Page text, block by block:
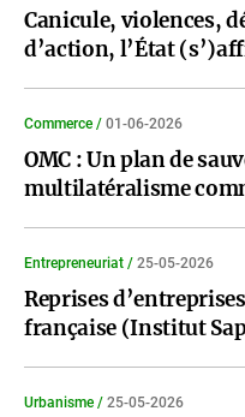
Canicule, violences,
d’action, l’État
Commerce / 01-06-2026
OMC : Un plan de
multilatéralisme
Entrepreneuriat / 25-05-2026
Reprises
française (Institut
Urbanisme / 25-05-2026